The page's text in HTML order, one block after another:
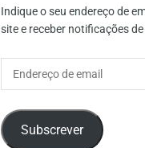
Indique o seu endereço de
site e receber notificações
Subscrever